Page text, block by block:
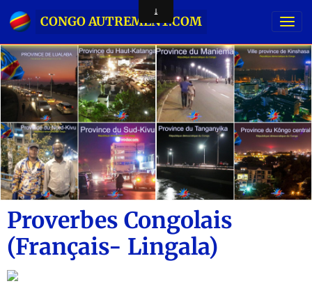
CONGO AUTREMENT.COM
Proverbes Congolais
(Français- Lingala)